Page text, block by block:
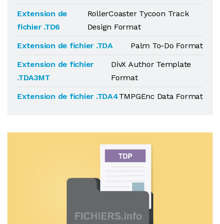
Extension de
fichier .TD6
RollerCoaster Tycoon Track
Design Format
Extension de fichier .TDA
Palm To-Do Format
Extension de fichier
.TDA3MT
DivX Author Template
Format
Extension de fichier .TDA4TMPGEnc Data Format